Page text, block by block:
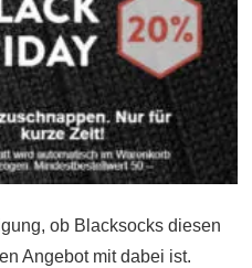
ob Blacksocks diesen
Angebot mit dabei ist.